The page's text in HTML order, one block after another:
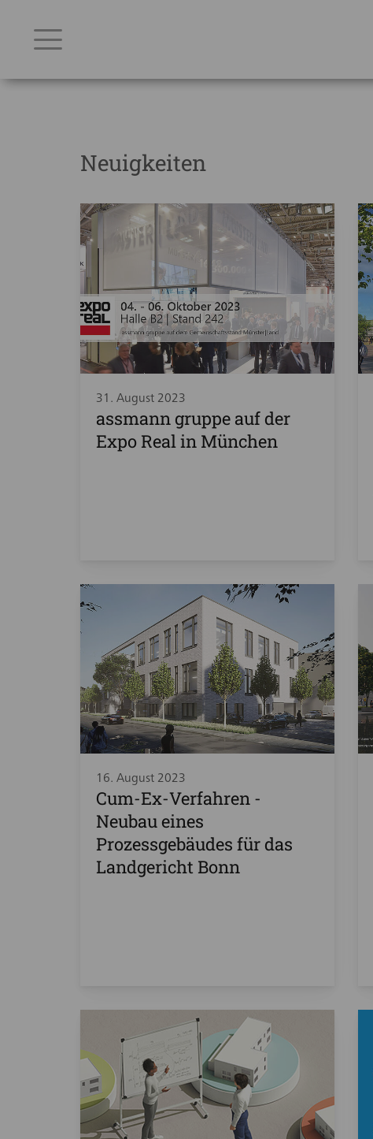
Neuigkeiten
31. August 2023
assmann gruppe auf der
Expo Real in München
16. August 2023
Cum-Ex-Verfahren -
Neubau eines
Prozessgebäudes für das
Landgericht Bonn